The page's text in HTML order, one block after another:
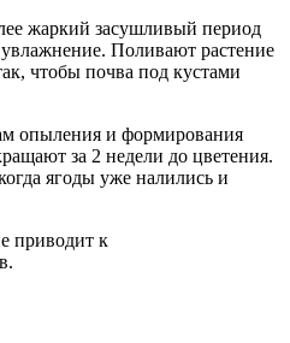
жаркий засушливый период
увлажнение. Поливают растение
чтобы почва под кустами
опыления и формирования
за 2 недели до цветения.
ягоды уже налились и
приводит к